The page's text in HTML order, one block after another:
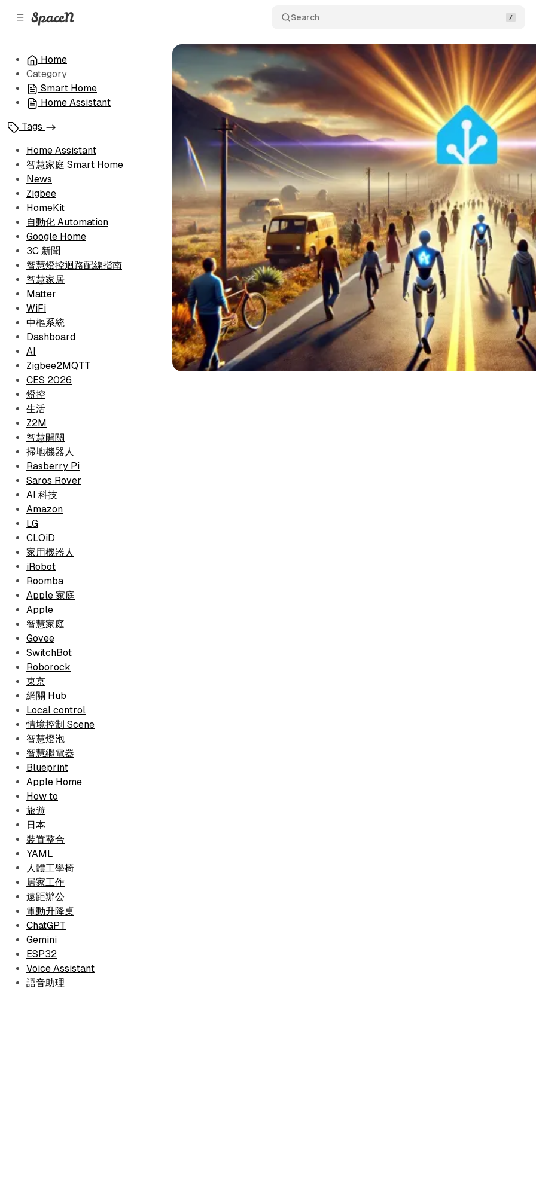
Search
Home
Category
Smart Home
Home Assistant
Tags
Home Assistant
智慧家庭 Smart Home
News
Zigbee
HomeKit
自動化 Automation
Google Home
3C 新聞
智慧燈控迴路配線指南
智慧家居
Matter
WiFi
中樞系統
Dashboard
AI
Zigbee2MQTT
CES 2026
燈控
生活
Z2M
智慧開關
掃地機器人
Rasberry Pi
Saros Rover
AI 科技
Amazon
LG
CLOiD
家用機器人
iRobot
Roomba
Apple 家庭
Apple
智慧家庭
Govee
SwitchBot
Roborock
東京
網關 Hub
Local control
情境控制 Scene
智慧燈泡
智慧繼電器
Blueprint
Apple Home
How to
旅遊
日本
裝置整合
YAML
人體工學椅
居家工作
遠距辦公
電動升降桌
ChatGPT
Gemini
ESP32
Voice Assistant
語音助理